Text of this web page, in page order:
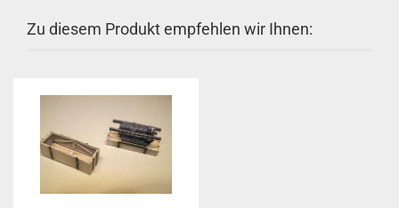
Zu diesem Produkt empfehlen wir Ihnen: